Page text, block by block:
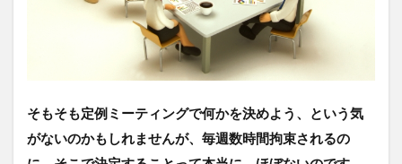
そもそも定例ミーティングで何かを決めよう、という気
がないのかもしれませんが、毎週数時間拘束されるの